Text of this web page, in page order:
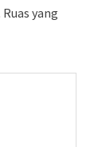
Ruas yang